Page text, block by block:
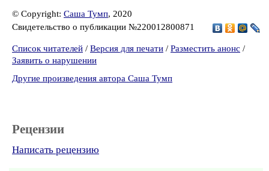
© Copyright: Саша Тумп, 2020
Свидетельство о публикации №220012800871
Список читателей / Версия для печати / Разместить анонс /
Заявить о нарушении
Другие произведения автора Саша Тумп
Рецензии
Написать рецензию